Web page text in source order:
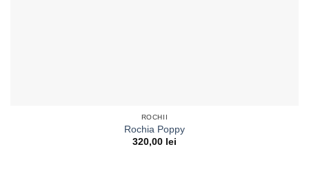
ROCHII
Rochia Poppy
320,00 lei